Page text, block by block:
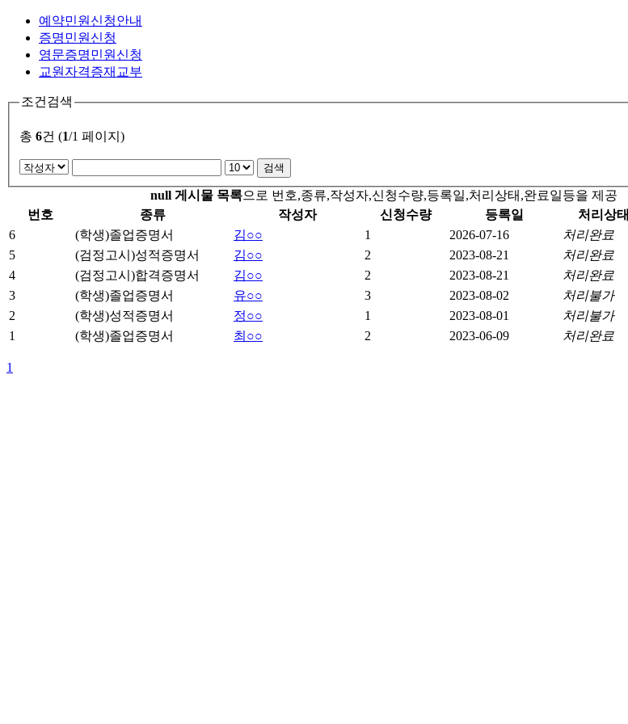
예약민원신청안내
증명민원신청
영문증명민원신청
교원자격증재교부
조건검색
총 6건 (1/1 페이지)
null 게시물 목록으로 번호,종류,작성자,신청수량,등록일,처리상태,완료일등을 제공
번호
종류 작성자 신청수량 등록일 처리상태
6
(학생)졸업증명서 김○○ 1 2026-07-16 처리완료
5
(검정고시)성적증명서 김○○ 2 2023-08-21 처리완료
4
(검정고시)합격증명서 김○○ 2 2023-08-21 처리완료
3
(학생)졸업증명서 유○○ 3 2023-08-02
처리불가
2
(학생)성적증명서 정○○ 1 2023-08-01
처리불가
1
(학생)졸업증명서 최○○ 2 2023-06-09 처리완료
1